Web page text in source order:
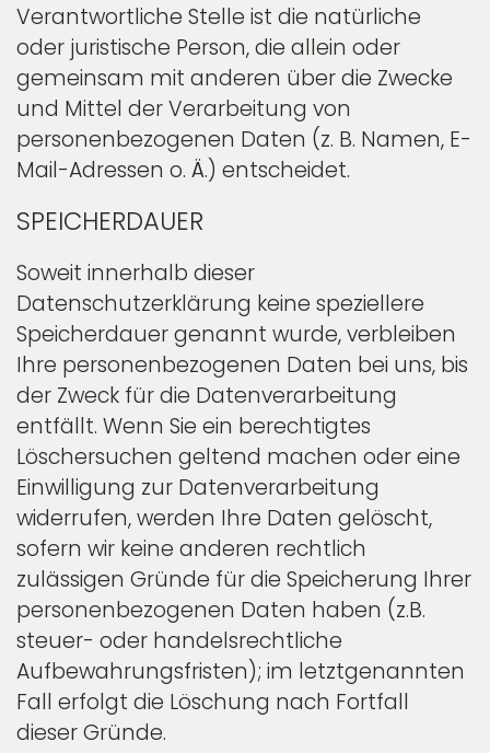
Verantwortliche Stelle ist die natürliche
oder juristische Person, die allein oder
gemeinsam mit anderen über die Zwecke
und Mittel der Verarbeitung von
personenbezogenen Daten (z. B. Namen, E-
Mail-Adressen o. Ä.) entscheidet.
SPEICHERDAUER
Soweit innerhalb dieser
Datenschutzerklärung keine speziellere
Speicherdauer genannt wurde, verbleiben
Ihre personenbezogenen Daten bei uns, bis
der Zweck für die Datenverarbeitung
entfällt. Wenn Sie ein berechtigtes
Löschersuchen geltend machen oder eine
Einwilligung zur Datenverarbeitung
widerrufen, werden Ihre Daten gelöscht,
sofern wir keine anderen rechtlich
zulässigen Gründe für die Speicherung Ihrer
personenbezogenen Daten haben (z.B.
steuer- oder handelsrechtliche
Aufbewahrungsfristen); im letztgenannten
Fall erfolgt die Löschung nach Fortfall
dieser Gründe.